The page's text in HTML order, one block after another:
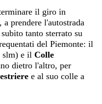
il giro in
prendere l'autostrada
tanto sterrato su
del Piemonte: il
slm) e il Colle
dietro l'altro, per
e al suo colle a